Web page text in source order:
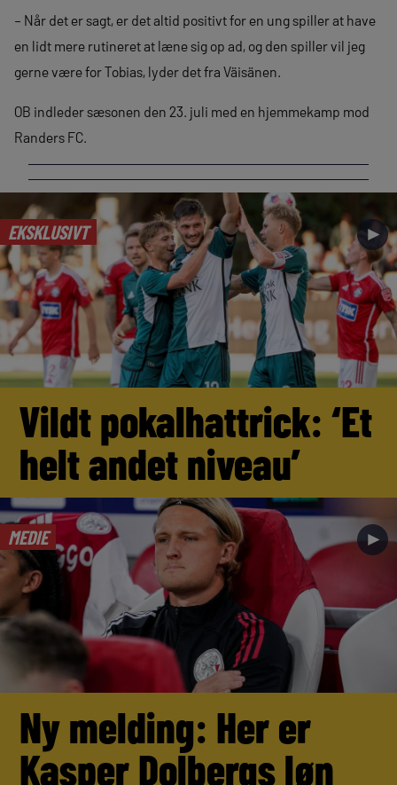
– Når det er sagt, er det altid positivt for en ung spiller at have
en lidt mere rutineret at læne sig op ad, og den spiller vil jeg
gerne være for Tobias, lyder det fra Väisänen.
OB indleder sæsonen den 23. juli med en hjemmekamp mod
Randers FC.
EKSKLUSIVT ►
Vildt pokalhattrick: ‘Et
helt andet niveau’
MEDIE ►
Ny melding: Her er
Kasper Dolbergs løn